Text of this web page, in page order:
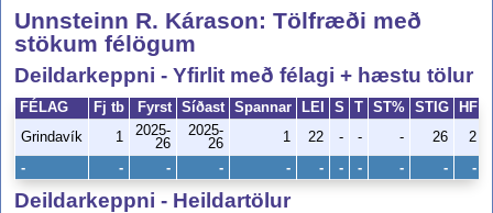
Unnsteinn R. Kárason: Tölfræði með
stökum félögum
Deildarkeppni - Yfirlit með félagi + hæstu tölur
FÉLAG Fj tb Fyrst Síðast Spannar LEI S T ST% STIG HF
Grindavík
1
2025-
26
2025-
26
1 22 - - - 26 2
- - - - - - - - - - -
Deildarkeppni - Heildartölur